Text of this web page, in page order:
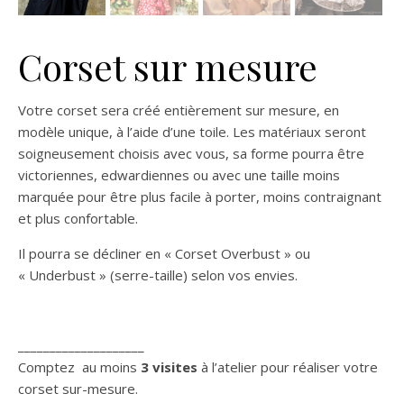
Corset sur mesure
Votre corset sera créé entièrement sur mesure, en
modèle unique, à l’aide d’une toile. Les matériaux seront
soigneusement choisis avec vous, sa forme pourra être
victoriennes, edwardiennes ou avec une taille moins
marquée pour être plus facile à porter, moins contraignant
et plus confortable.
Il pourra se décliner en « Corset Overbust » ou
« Underbust » (serre-taille) selon vos envies.
Comptez au moins 3 visites à l’atelier pour réaliser votre
corset sur-mesure.